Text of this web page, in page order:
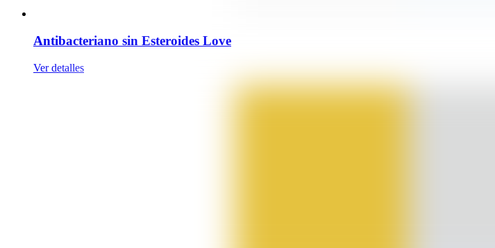
Antibacteriano sin Esteroides Love
Ver detalles